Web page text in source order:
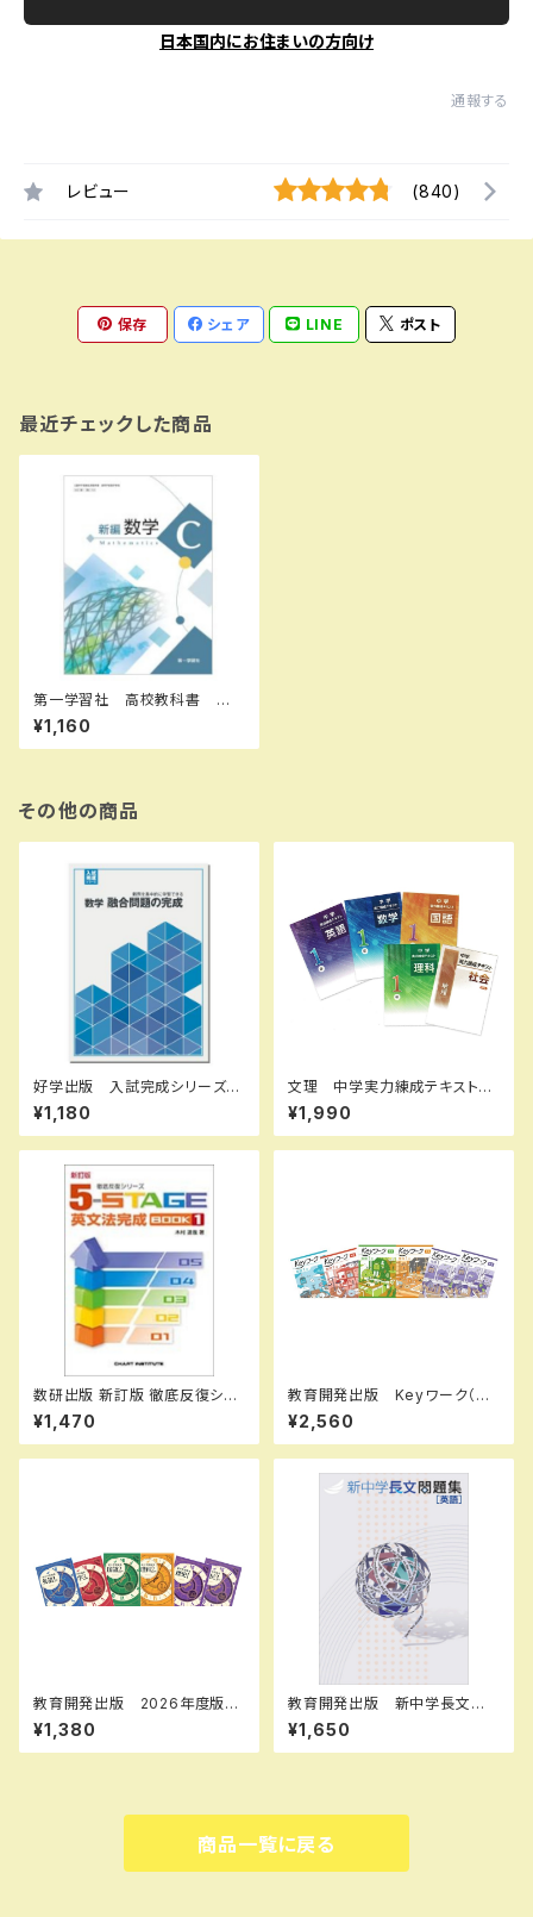
日本国内にお住まいの方向け
通報する
レビュー (840)
保存 シェア LINE ポスト
最近チェックした商品
第一学習社 高校教科書 新
編数学Ｃ ［教番：数C713］
新品 ISBN：004001847 IS
BN-10：B0D9BYXLYZ SK
¥1,160
その他の商品
好学出版 入試完成シリーズ
数学 融合問題の完成 2026
年度版 新品完全セット ISB
N：B0D3B76CWZ ISBN-1
3908966
¥1,180
文理 中学実力練成テキスト
国・数・理・社・英 2026年度
版 新品完全セット
¥1,990
数研出版 新訂版 徹底反復シリ
ーズ 《5-STAGE》 英文法完成
BOOK 1 新品 問題集本体の
み 別冊解答なし ISBN：978
¥1,470
教育開発出版 Keyワーク（キ
ーワーク）＋ Keyテスト（キーテ
スト）2冊セット 公民（ご選択く
ださい） 中3年 2026年度
¥2,560
教育開発出版 2026年度版
新中学問題集 地理・歴史 標
準編 各学年（選択ください）
新品完全セット
¥1,380
教育開発出版 新中学長文問
題集 2026年度版 新品
¥1,650
商品一覧に戻る